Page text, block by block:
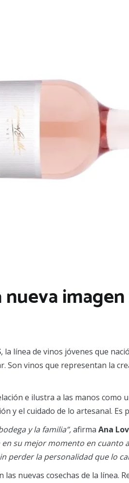
, la línea de vinos jóvenes que
Son vinos que representan la
e ilustra a las manos como
y el cuidado de lo artesanal. Es
y la familia”,afirma Ana
su mejor momento en cuanto
perder la personalidad que lo
nuevas cosechas de la línea.